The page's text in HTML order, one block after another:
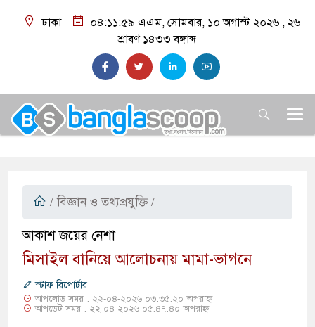
ঢাকা ০৪:১২:০০ এএম, সোমবার, ১০ অগাস্ট ২০২৬ , ২৬
শ্রাবণ ১৪৩৩ বঙ্গাব্দ
/ বিজ্ঞান ও তথ্যপ্রযুক্তি /
আকাশ জয়ের নেশা
মিসাইল বানিয়ে আলোচনায় মামা-ভাগনে
স্টাফ রিপোর্টার
আপলোড সময় : ২২-০৪-২০২৬ ০৩:৩৫:২০ অপরাহ্ন
আপডেট সময় : ২২-০৪-২০২৬ ০৫:৪৭:৪০ অপরাহ্ন